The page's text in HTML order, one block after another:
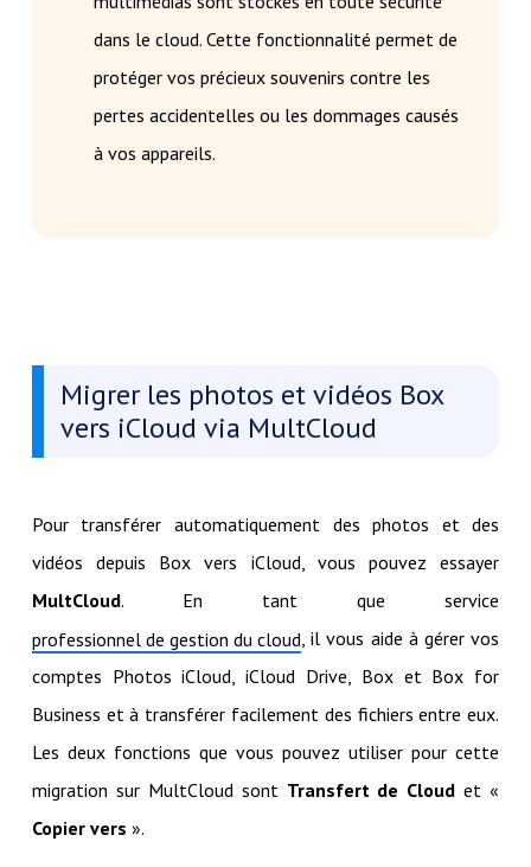
dans le cloud. Cette fonctionnalité permet de
protéger vos précieux souvenirs contre les
pertes accidentelles ou les dommages causés
à vos appareils.
Migrer les photos et vidéos Box
vers iCloud via MultCloud
Pour transférer automatiquement des photos et des
vidéos depuis Box vers iCloud, vous pouvez essayer
MultCloud. En tant que service
professionnel de gestion du cloud, il vous aide à gérer vos
comptes Photos iCloud, iCloud Drive, Box et Box for
Business et à transférer facilement des fichiers entre eux.
Les deux fonctions que vous pouvez utiliser pour cette
migration sur MultCloud sont Transfert de Cloud et «
Copier vers ».